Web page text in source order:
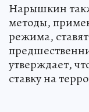
Нарышкин
методы,
режима,
утверждает,
ставку на